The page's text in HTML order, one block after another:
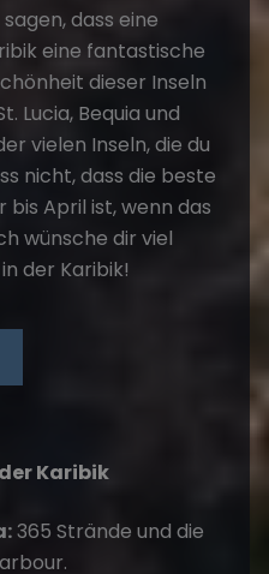
dass eine
eine fantastische
dieser Inseln
Lucia, Bequia und
vielen Inseln, die du
nicht, dass die beste
bis April ist, wenn das
wünsche dir viel
der Karibik!
Karibik
365 Strände und die